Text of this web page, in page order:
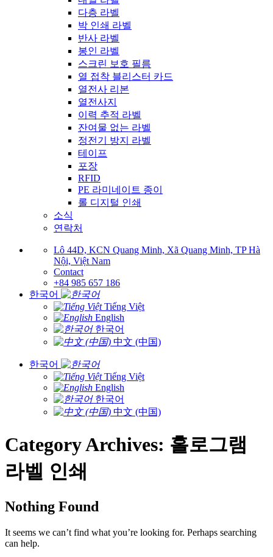
다층 라벨
박 인쇄 라벨
반사 라벨
봉인 라벨
스크린 보호 필름
열 접착 블리스터 카드
열전사 리본
열전사지
이력 추적 라벨
잔여물 없는 라벨
정전기 방지 라벨
테이프
포장
RFID
PE 라미네이트 종이
롤 디지털 인쇄
소식
연락처
Lô 44D, KCN Quang Minh, Xã Quang Minh, TP Hà
Nội, Việt Nam
Contact
+84 985 657 186
한국어
Tiếng Việt
English
한국어
中文 (中国)
한국어
Tiếng Việt
English
한국어
中文 (中国)
Category Archives: 홀로그램
라벨 인쇄
Nothing Found
It seems we can’t find what you’re looking for. Perhaps searching
can help.